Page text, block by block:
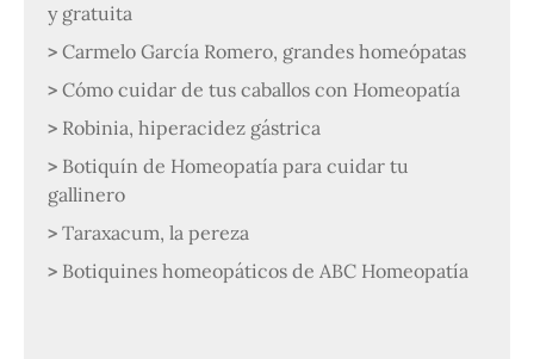
y gratuita
Carmelo García Romero, grandes homeópatas
Cómo cuidar de tus caballos con Homeopatía
Robinia, hiperacidez gástrica
Botiquín de Homeopatía para cuidar tu
gallinero
Taraxacum, la pereza
Botiquines homeopáticos de ABC Homeopatía